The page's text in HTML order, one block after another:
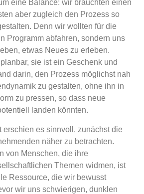
eine Balance: wir brauchten einen
aber zugleich den Prozess so
Denn wir wollten für die
Programm abfahren, sondern uns
etwas Neues zu erleben.
sie ist ein Geschenk und
darin, den Prozess möglichst nah
zu gestalten, ohne ihn in
zu pressen, so dass neue
landen könnten.
erschien es sinnvoll, zunächst die
näher zu betrachten.
von Menschen, die ihre
Themen widmen, ist
Ressource, die wir bewusst
wir uns schwierigen, dunklen